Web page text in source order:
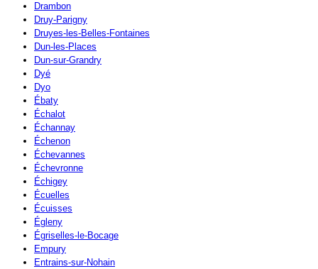
Drambon
Druy-Parigny
Druyes-les-Belles-Fontaines
Dun-les-Places
Dun-sur-Grandry
Dyé
Dyo
Ébaty
Échalot
Échannay
Échenon
Échevannes
Échevronne
Échigey
Écuelles
Écuisses
Égleny
Égriselles-le-Bocage
Empury
Entrains-sur-Nohain